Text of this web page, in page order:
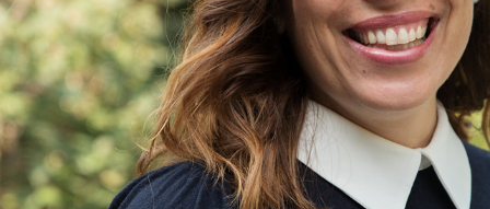
Actualités
À propos